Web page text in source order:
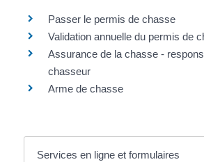
Passer le permis de chasse
Validation annuelle du permis de
Assurance de la chasse -
chasseur
Arme de chasse
Services en ligne et formulaires